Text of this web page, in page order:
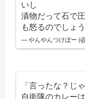
いし
漬物だって石で
も怒るのでしょ
— やんやんつけぼー
「言ったな？じ
自衛隊のカレー